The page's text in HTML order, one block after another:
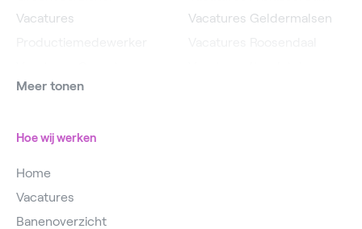
Vacatures
Vacatures
Vacatures Geldermalsen
Meer tonen
Hoe wij werken
Home
Vacatures
Banenoverzicht